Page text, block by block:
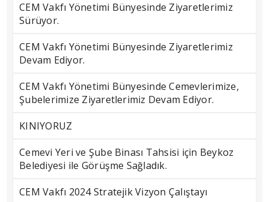
CEM Vakfı Yönetimi Bünyesinde Ziyaretlerimiz
Sürüyor.
CEM Vakfı Yönetimi Bünyesinde Ziyaretlerimiz
Devam Ediyor.
CEM Vakfı Yönetimi Bünyesinde Cemevlerimize,
Şubelerimize Ziyaretlerimiz Devam Ediyor.
KINIYORUZ
Cemevi Yeri ve Şube Binası Tahsisi için Beykoz
Belediyesi ile Görüşme Sağladık.
CEM Vakfı 2024 Stratejik Vizyon Çalıştayı